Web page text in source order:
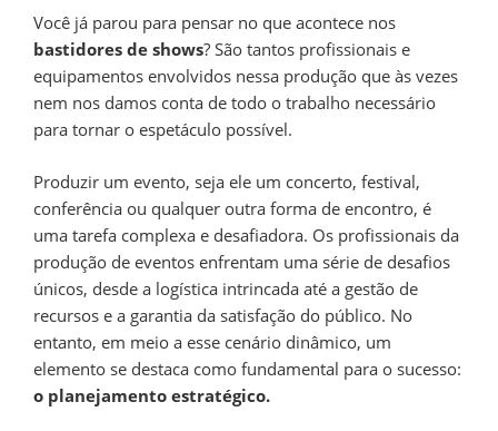
Você já parou para pensar no que acontece nos
bastidores de shows? São tantos profissionais e
equipamentos envolvidos nessa produção que às vezes
nem nos damos conta de todo o trabalho necessário
para tornar o espetáculo possível.
Produzir um evento, seja ele um concerto, festival,
conferência ou qualquer outra forma de encontro, é
uma tarefa complexa e desafiadora. Os profissionais da
produção de eventos enfrentam uma série de desafios
únicos, desde a logística intrincada até a gestão de
recursos e a garantia da satisfação do público. No
entanto, em meio a esse cenário dinâmico, um
elemento se destaca como fundamental para o sucesso:
o planejamento estratégico.